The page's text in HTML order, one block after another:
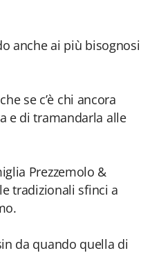
anche ai più bisognosi
se c’è chi ancora
e di tramandarla alle
Prezzemolo &
tradizionali sfinci a
da quando quella di